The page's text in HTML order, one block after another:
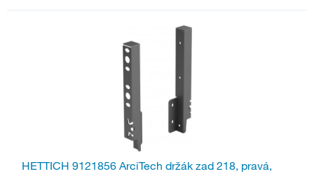
HETTICH 9121856 ArciTech držák zad 218, pravá,